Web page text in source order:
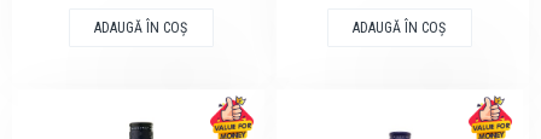
ADAUGĂ ÎN COŞ ADAUGĂ ÎN COŞ